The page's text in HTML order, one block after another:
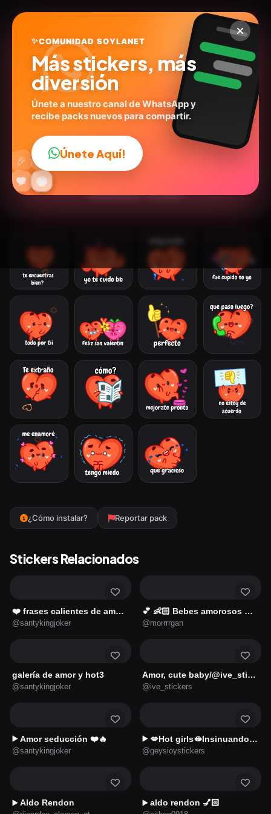
Mensajitos de amor 🎀💬
@mamunr23
15stickers Animados 🩷Amor
¿Cómo instalar? Reportar pack
Stickers Relacionados
❤️ frases calientes de amor ❤️
@santykingjoker
💕 👶🏻 Bebes amorosos 💕🍼
@morrrrgan
galería de amor y hot3
@santykingjoker
Amor, cute baby/@ive_stickers
@ive_stickers
▶️ Amor seducción ❤️🔥
@santykingjoker
▶️ 💋Hot girls🫦Insinuando Amor4🔥
@geysioystickers
▶️ Aldo Rendon ▶️ aldo rendon 💅🏻
😎
😂
🔥
💬
❤️ ✨
🤩
😜
🎉 👍
✨COMUNIDAD SOYLANET
Más stickers, más
diversión
Únete a nuestro canal de WhatsApp y
recibe packs nuevos para compartir.
Únete Aquí!